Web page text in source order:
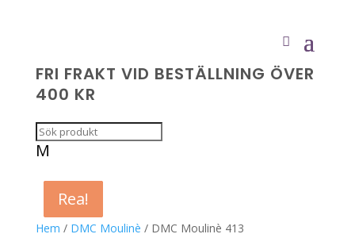
FRI FRAKT VID BESTÄLLNING ÖVER
400 KR
M
Hem / DMC Moulinè / DMC Moulinè 413
Rea!
Rea!
Rea!
Rea!